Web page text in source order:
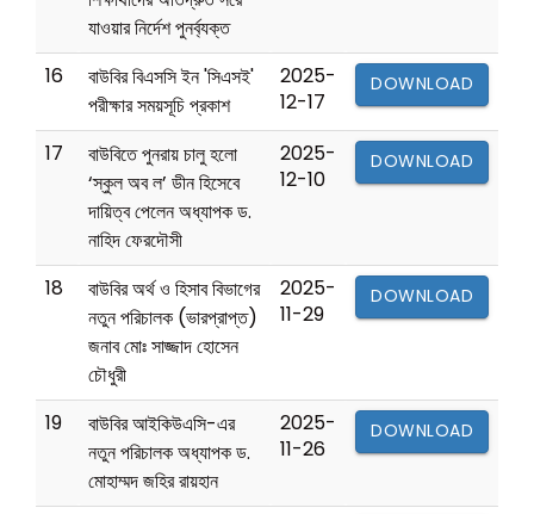
যাওয়ার নির্দেশ পুনর্ব্যক্ত
16
বাউবির বিএসসি ইন 'সিএসই'
পরীক্ষার সময়সূচি প্রকাশ
2025-
12-17
DOWNLOAD
17
বাউবিতে পুনরায় চালু হলো
‘স্কুল অব ল’ ডীন হিসেবে
দায়িত্ব পেলেন অধ্যাপক ড.
নাহিদ ফেরদৌসী
2025-
12-10
DOWNLOAD
18
বাউবির অর্থ ও হিসাব বিভাগের
নতুন পরিচালক (ভারপ্রাপ্ত)
জনাব মোঃ সাজ্জাদ হোসেন
চৌধুরী
2025-
11-29
DOWNLOAD
19
বাউবির আইকিউএসি-এর
নতুন পরিচালক অধ্যাপক ড.
মোহাম্মদ জহির রায়হান
2025-
11-26
DOWNLOAD